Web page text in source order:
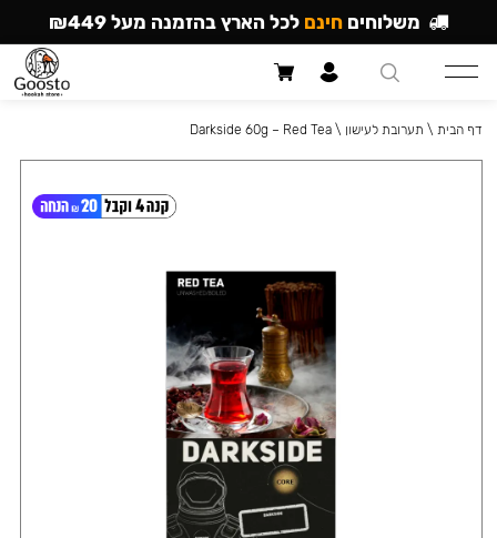
דף הבית \ תערובת לעישון \
Darkside 60g – Red Tea
משלוחים חינם לכל הארץ בהזמנה מעל ₪449